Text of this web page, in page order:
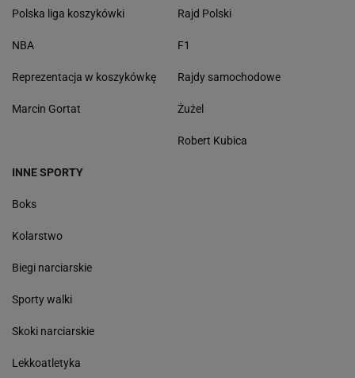
Polska liga koszykówki
NBA
Reprezentacja w koszykówkę
Marcin Gortat
Rajd Polski
F1
Rajdy samochodowe
Żużel
Robert Kubica
INNE SPORTY
Boks
Kolarstwo
Biegi narciarskie
Sporty walki
Skoki narciarskie
Lekkoatletyka